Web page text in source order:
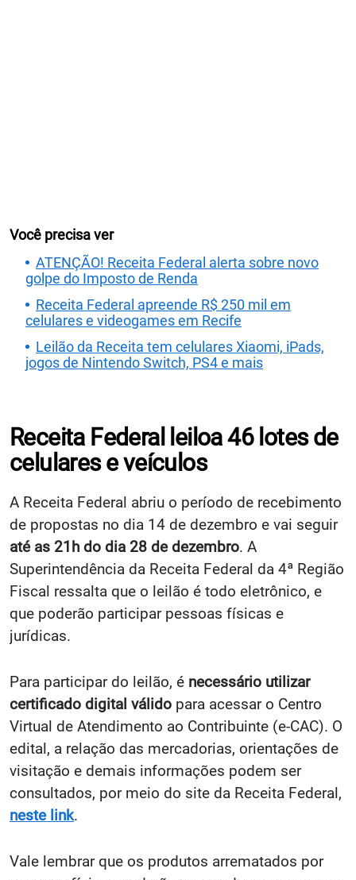
Você precisa ver
ATENÇÃO! Receita Federal alerta sobre novo
golpe do Imposto de Renda
Receita Federal apreende R$ 250 mil em
celulares e videogames em Recife
Leilão da Receita tem celulares Xiaomi, iPads,
jogos de Nintendo Switch, PS4 e mais
Receita Federal leiloa 46 lotes de
celulares e veículos
A Receita Federal abriu o período de recebimento
de propostas no dia 14 de dezembro e vai seguir
até as 21h do dia 28 de dezembro. A
Superintendência da Receita Federal da 4ª Região
Fiscal ressalta que o leilão é todo eletrônico, e
que poderão participar pessoas físicas e
jurídicas.
Para participar do leilão, é necessário utilizar
certificado digital válido para acessar o Centro
Virtual de Atendimento ao Contribuinte (e-CAC). O
edital, a relação das mercadorias, orientações de
visitação e demais informações podem ser
consultados, por meio do site da Receita Federal,
neste link.
Vale lembrar que os produtos arrematados por